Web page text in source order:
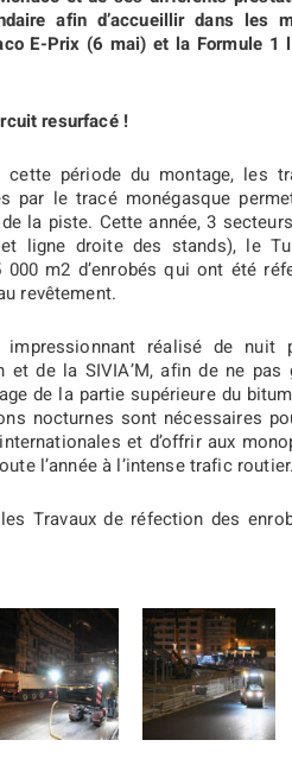
afin d’accueillir dans les
E-Prix (6 mai) et la Formule
resurfacé !
cette période du montage, les
par le tracé monégasque
la piste. Cette année, 3
ligne droite des stands), le
m2 d’enrobés qui ont été
revêtement.
impressionnant réalisé de
et de la SIVIA’M, afin de ne
de la partie supérieure du
nocturnes sont nécessaires
et d’offrir aux
l’année à l’intense trafic routier.
Travaux de réfection des